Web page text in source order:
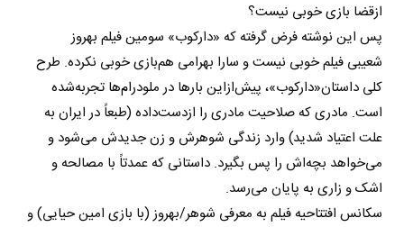
ازقضا بازی خوبی نیست؟
پس این نوشته فرض گرفته که «دارکوب» سومین فیلم بهروز
شعیبی فیلم خوبی نیست و سارا بهرامی هم‌بازی خوبی نکرده. طرح
کلی داستان«دارکوب»، پیش‌ازاین بارها در ملودرام‌ها تجربه‌شده
است. مادری که صلاحیت مادری را ازدست‌داده (طبعاً در ایران به
علت اعتیاد شدید) وارد زندگی شوهرش و زن جدیدش می‌شود و
می‌خواهد بچه‌اش را پس بگیرد. داستانی که عمدتاً با مصالحه و
اشک و زاری به پایان می‌رسد.
سکانس افتتاحیه فیلم به معرفی شوهر/بهروز (با بازی امین حیایی) و